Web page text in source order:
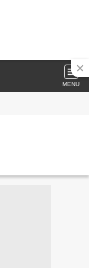
MENU